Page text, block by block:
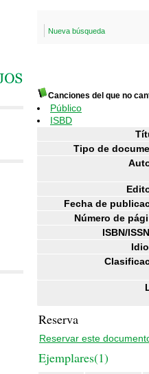
Nueva búsqueda
Canciones del que no
Público
ISBD
Tipo de
Fecha de
Número de
ISBN/
Reserva
Reservar este
Ejemplares(1)